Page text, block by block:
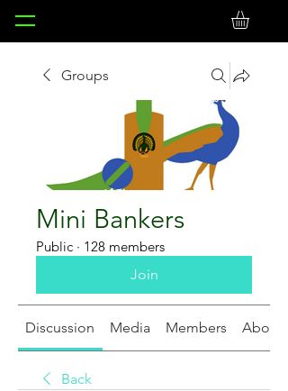
Groups
Mini Bankers
Public · 128 members
Join
Discussion Media Members About
Back